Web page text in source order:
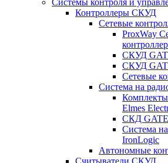
Системы контроля и
Контроллеры СКУД
Сетевые
ProxWay
СКУД
СКУД
Сетевые
Система на
Elmes
СКД GATE
Система
IronLogic
Автономные
Считыватели СКУД